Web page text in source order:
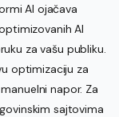
AI ojačava
AI
za vašu publiku.
optimizaciju za
napor. Za
sajtovima